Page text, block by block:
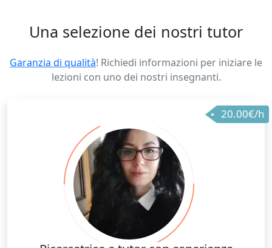
Una selezione dei nostri tutor
Garanzia di qualità! Richiedi informazioni per iniziare le
lezioni con uno dei nostri insegnanti.
20.00€/h